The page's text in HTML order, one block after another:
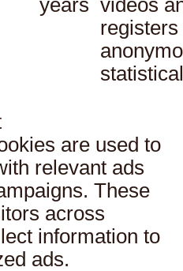
registers
are used to
relevant ads
These
across
information to
ads.